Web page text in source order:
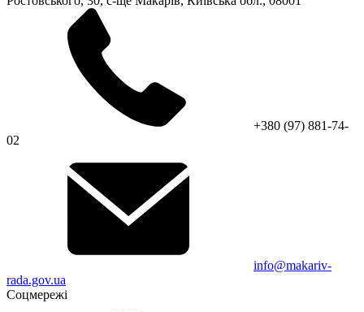
+380 (97) 881-74-
02
info@makariv-
rada.gov.ua
Соцмережі